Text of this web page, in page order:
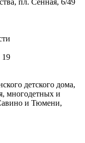
детского дома,
многодетных и
и Тюмени,